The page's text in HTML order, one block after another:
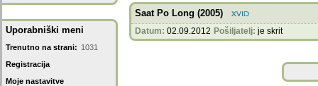
Uporabniški meni
Trenutno na strani: 1031
Registracija
Moje nastavitve
Saat Po Long (2005)
Datum: 02.09.2012 Pošiljatelj: je skrit